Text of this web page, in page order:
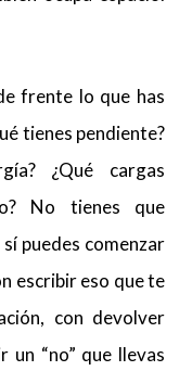
frente lo que has
tienes pendiente?
¿Qué cargas
No tienes que
puedes comenzar
escribir eso que te
con devolver
“no” que llevas